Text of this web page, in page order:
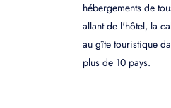
hébergements de
allant de l'hôtel, la
au gîte touristique
plus de 10 pays.